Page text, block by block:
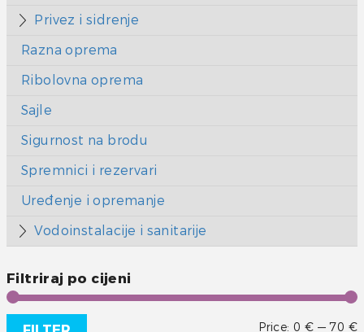
Privez i sidrenje
Razna oprema
Ribolovna oprema
Sajle
Sigurnost na brodu
Spremnici i rezervari
Uređenje i opremanje
Vodoinstalacije i sanitarije
Filtriraj po cijeni
Price: 0 € —70 €